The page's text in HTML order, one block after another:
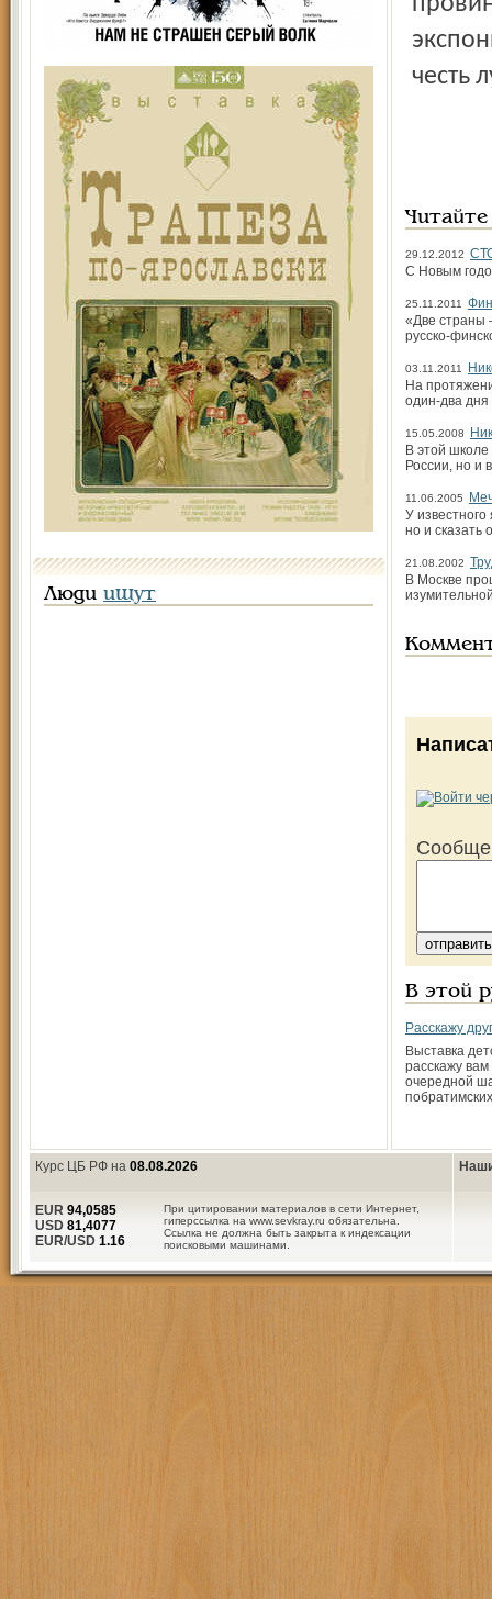
Люди ищут
честь
29.12.2012
С Новым
25.11.2011
«Две страны
русско-
03.11.2011
На
один-два
15.05.2008
В этой школе
России, но и
11.06.2005
У
но и сказать
21.08.2002
В Москве
В этой
Расскажу
Выставка
расскажу
очередной
Курс ЦБ РФ на 08.08.2026
При цитировании материалов в сети Интернет,
гиперссылка на www.sevkray.ru обязательна.
Ссылка не должна быть закрыта к индексации
поисковыми машинами.
EUR 94,0585
USD 81,4077
EUR/USD 1.16